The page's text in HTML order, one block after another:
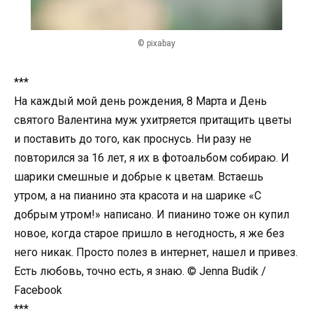
© pixabay
***
На каждый мой день рождения, 8 Марта и День
святого Валентина муж ухитряется притащить цветы
и поставить до того, как проснусь. Ни разу не
повторился за 16 лет, я их в фотоальбом собираю. И
шарики смешные и добрые к цветам. Встаешь
утром, а на пианино эта красота и на шарике «С
добрым утром!» написано. И пианино тоже он купил
новое, когда старое пришло в негодность, я же без
него никак. Просто полез в интернет, нашел и привез.
Есть любовь, точно есть, я знаю. © Jenna Budik /
Facebook
***